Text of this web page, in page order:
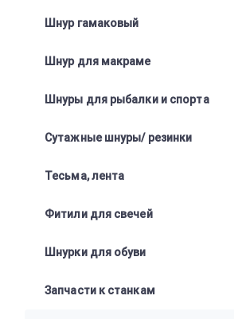
Шнур гамаковый
Шнур для макраме
Шнуры для рыбалки и спорта
Сутажные шнуры/ резинки
Тесьма, лента
Фитили для свечей
Шнурки для обуви
Запчасти к станкам